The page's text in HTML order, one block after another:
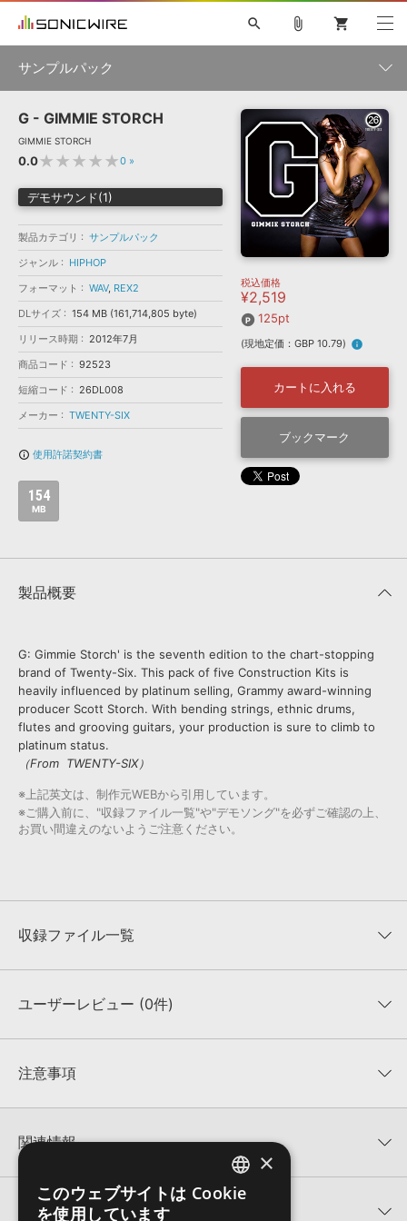
ソフト音源 »
プラグイン・エフェクト »
サンプルパック »
ソフトウェア／ツール »
DAW »
効果音 »
BGM »
キャンペーン »
特集 »
ニュースレター »
SONICWIREブログ »
製品サポート情報 »
DTMガイド »
FAQ »
お問い合わせ »
音楽カード
楽曲配信流通 サービス
無償のサウンド管理ソフト
SLS ライセンス提供
search
初音ミク NT 鏡音リン・レン V4X 巡音ルカ V4X
MEIKO V3
KAITO V3
SPITFIRE AUDIO
VIENNA
EZ DRUMMER 3
ライセンスフリーBGM
サンプルパックを試そう
ボーカル抜き出し
DUBSTEP
MUTANT
ROUTER.FM
ソフト音源 プラグイン・エフェクト
ソフトウェア／ツール 効果音
attach_file shopping_cart
サンプルパック
製品一覧
ジャンル
メーカー
フォーマット
ランキング
G - GIMMIE STORCH
GIMMIE STORCH
0.0★★★★★0 »
デモサウンド(1)
製品カテゴリ
サンプルパック
ジャンル
HIPHOP
フォーマット
WAV, REX2
DLサイズ
154 MB (161,714,805 byte)
リリース時期
2012年7月
商品コード
92523
短縮コード
26DL008
メーカー
TWENTY-SIX
info_outline 使用許諾契約書
154
MB
税込価格
¥2,519
125pt
(現地定価：GBP 10.79) info
カートに入れる
ブックマーク
製品概要
G: Gimmie Storch' is the seventh edition to the chart-stopping
brand of Twenty-Six. This pack of five Construction Kits is
heavily influenced by platinum selling, Grammy award-winning
producer Scott Storch. With bending strings, ethnic drums,
flutes and grooving guitars, your production is sure to climb to
platinum status.
（From TWENTY-SIX）
※上記英文は、制作元WEBから引用しています。
※ご購入前に、"収録ファイル一覧"や"デモソング"を必ずご確認の上、
お買い間違えのないようご注意ください。
収録ファイル一覧
収録ファイル一覧
ユーザーレビュー (0件)
★★★★★
★5
★2
★1
0%
注意事項
KONTAKTフォーマットは、
でお使いいただけます。無償版のKONTAKT PLAYERではお使いい
ただけませんので、ご注意ください。また、「ライブラリ・タブ」
への表示にも対応しておりません。
4GBを超えるデータに関するご注意：
FAT32でフォーマットされた
関連情報
TWENTY-SIX 製品一覧
G - GIMMIE STORCHのサポート情報
関連サポート情報
ENGLISH
×
このウェブサイトは Cookie
を使用しています